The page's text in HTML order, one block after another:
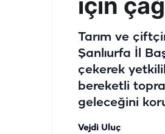
Tarım ve
Şanlıurfa İl
çekerek
bereketli
geleceğini
Vejdi Uluç